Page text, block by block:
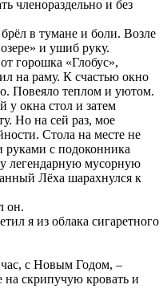
членораздельно и без
в тумане и боли. Возле
и ушиб руку.
горошка «Глобус»,
на раму. К счастью окно
Повеяло теплом и уютом.
у окна стол и затем
Но на сей раз, мое
Стола на месте не
руками с подоконника
легендарную мусорную
Лёха шарахнулся к
он.
я из облака сигаретного
с Новым Годом, –
на скрипучую кровать и